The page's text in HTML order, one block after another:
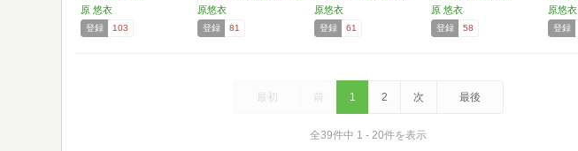
原 悠衣
登録 103
原悠衣
登録 81
原悠衣
登録 61
原 悠衣
登録 58
原悠衣
登録
最初 前 1 2 次 最後
全39件中 1 - 20件を表示